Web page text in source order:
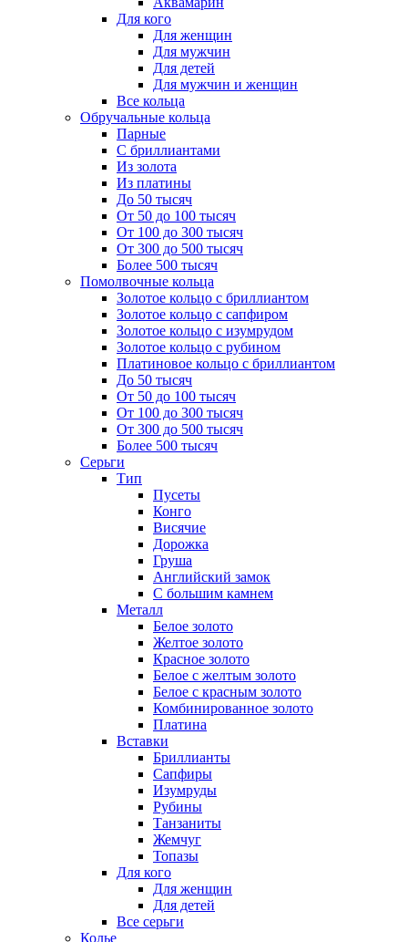
Для кого
Для женщин
Для мужчин
Для детей
Для мужчин и женщин
Все кольца
Обручальные кольца
Парные
С бриллиантами
Из золота
Из платины
До 50 тысяч
От 50 до 100 тысяч
От 100 до 300 тысяч
От 300 до 500 тысяч
Более 500 тысяч
Помолвочные кольца
Золотое кольцо с бриллиантом
Золотое кольцо с сапфиром
Золотое кольцо с изумрудом
Золотое кольцо с рубином
Платиновое кольцо с бриллиантом
До 50 тысяч
От 50 до 100 тысяч
От 100 до 300 тысяч
От 300 до 500 тысяч
Более 500 тысяч
Серьги
Тип
Пусеты
Конго
Висячие
Дорожка
Груша
Английский замок
С большим камнем
Металл
Белое золото
Желтое золото
Красное золото
Белое с желтым золото
Белое с красным золото
Комбинированное золото
Платина
Вставки
Бриллианты
Сапфиры
Изумруды
Рубины
Танзаниты
Жемчуг
Топазы
Для кого
Для женщин
Для детей
Все серьги
Колье